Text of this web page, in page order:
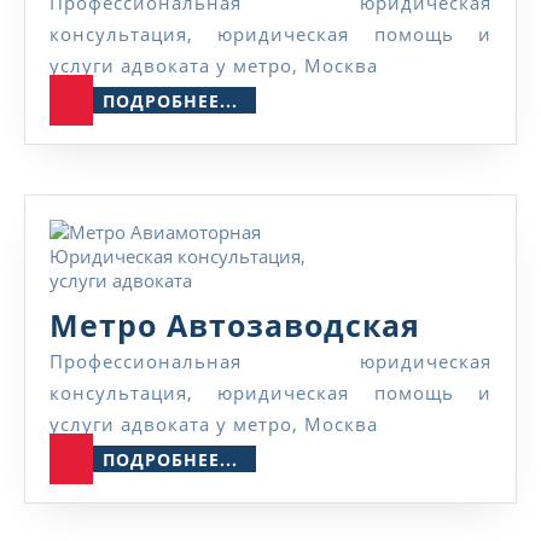
консультация, юридическая помощь и
услуги адвоката у метро, Москва
ПОДРОБНЕЕ...
Метро Автозаводская
Профессиональная юридическая
консультация, юридическая помощь и
услуги адвоката у метро, Москва
ПОДРОБНЕЕ...